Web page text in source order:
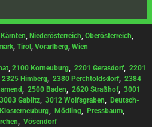
Kärnten Niederösterreich Oberösterreich
Tirol Vorarlberg Wien
2100 Korneuburg 2201 Gerasdorf, 2201
2325 Himberg 2380 Perchtoldsdorf, 2384
2500 Baden 2620 Straßhof, 3001
3003 Gablitz 3012 Wolfsgraben
Deutsch-
Klosterneuburg, Mödling, Pressbaum,
Vösendorf